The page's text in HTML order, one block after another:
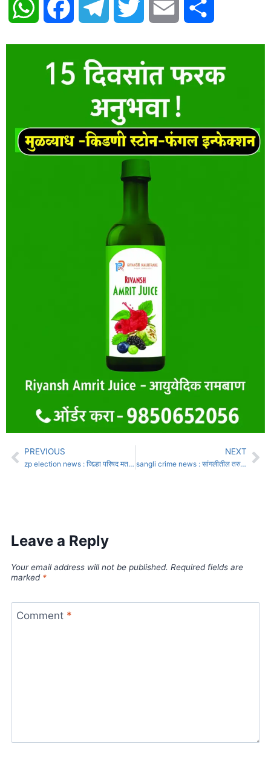
WhatsAppFacebook Telegram Twitter Email
PREVIOUS
zp election news : जिल्हा परिषद मतदारसंघाची होणार पुनर्रचना
NEXT
sangli crime news : सांगलीतील तरुणीला लग्नाचे आमिष दाखवून केले अत्याचार : 12 लाखांची केली फसवणूक,
Leave a Reply
Your email address will not be published. Required fields are
marked *
Comment *